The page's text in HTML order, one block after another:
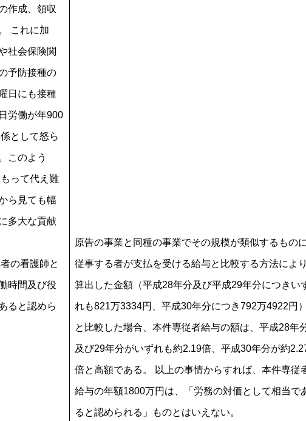
作成、領収
これに加
社会保険関
予防接種の
日にも接種
労働が年900
として怒ら
このよう
って代え難
ら見ても幅
多大な貢献
の看護師と
時間及び役
ると認めら
原告の事業と同種の事業でその規模が類似するものに
従事する者が支払を受ける給与と比較する方法により
算出した金額（平成28年分及び平成29年分につきい
れも821万3334円、平成30年分につき792万4922円）
と比較した場合、本件専従者給与の額は、平成28年
及び29年分がいずれも約2.19倍、平成30年分が約
倍と高額である。 以上の事情からすれば、本件専従
給与の年額1800万円は、「労務の対価として相当で
ると認められる」ものとはいえない。